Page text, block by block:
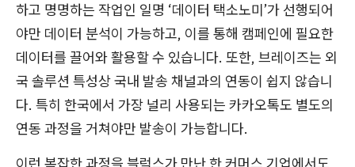
하고 명명하는 작업인 일명 ‘데이터 택소노미’가 선행되어
야만 데이터 분석이 가능하고, 이를 통해 캠페인에 필요한
데이터를 끌어와 활용할 수 있습니다. 또한, 브레이즈는 외
국 솔루션 특성상 국내 발송 채널과의 연동이 쉽지 않습니
다. 특히 한국에서 가장 널리 사용되는 카카오톡도 별도의
연동 과정을 거쳐야만 발송이 가능합니다.